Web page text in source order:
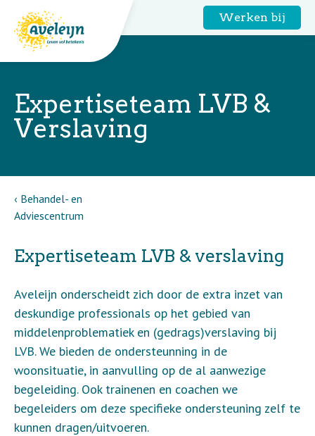
Werken bij
Expertiseteam LVB &
Verslaving
Behandel- en
Adviescentrum
Expertiseteam LVB & verslaving
Aveleijn onderscheidt zich door de extra inzet van
deskundige professionals op het gebied van
middelenproblematiek en (gedrags)verslaving bij
LVB. We bieden de ondersteunning in de
woonsituatie, in aanvulling op de al aanwezige
begeleiding. Ook trainenen en coachen we
begeleiders om deze specifieke ondersteuning zelf te
kunnen dragen/uitvoeren.